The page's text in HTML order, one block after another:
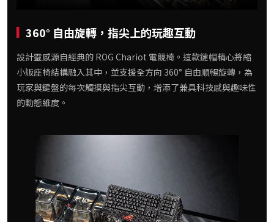
360° 自由旋轉，指尖上的玩趣互動
設計靈感源自經典的 ROG Chariot 電競椅。這款鍵帽精心將縮
小版座椅結構融入其中，並支援全方向 360° 自由順暢旋轉，為
玩家與鍵盤的每次觸摸與指尖互動，增添了兼具科技感與趣味性
的動態維度。